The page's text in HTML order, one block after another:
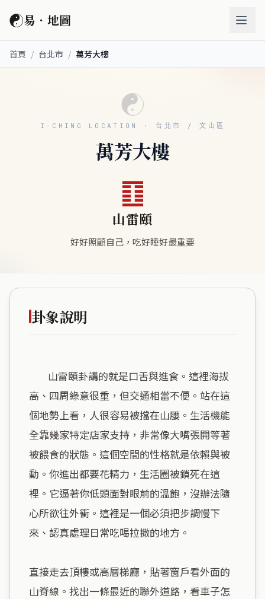
☯易．地圖
首頁 / 台北市 / 萬芳大樓
☯
I-CHING LOCATION · 台北市 / 文山區
萬芳大樓
䷚
山雷頤
好好照顧自己，吃好睡好最重要
卦象說明
高、四周綠意很重，但交通相當不便。站在這
個地勢上看，人很容易被擋在山腰。生活機能
全靠幾家特定店家支持，非常像大嘴張開等著
被餵食的狀態。這個空間的性格就是依賴與被
動。你進出都要花精力，生活圈被鎖死在這
裡。它逼著你低頭面對眼前的溫飽，沒辦法隨
心所欲往外衝。這裡是一個必須把步調慢下
來、認真處理日常吃喝拉撒的地方。
直接走去頂樓或高層梯廳，貼著窗戶看外面的
山脊線。找出一條最近的聯外道路，看車子怎